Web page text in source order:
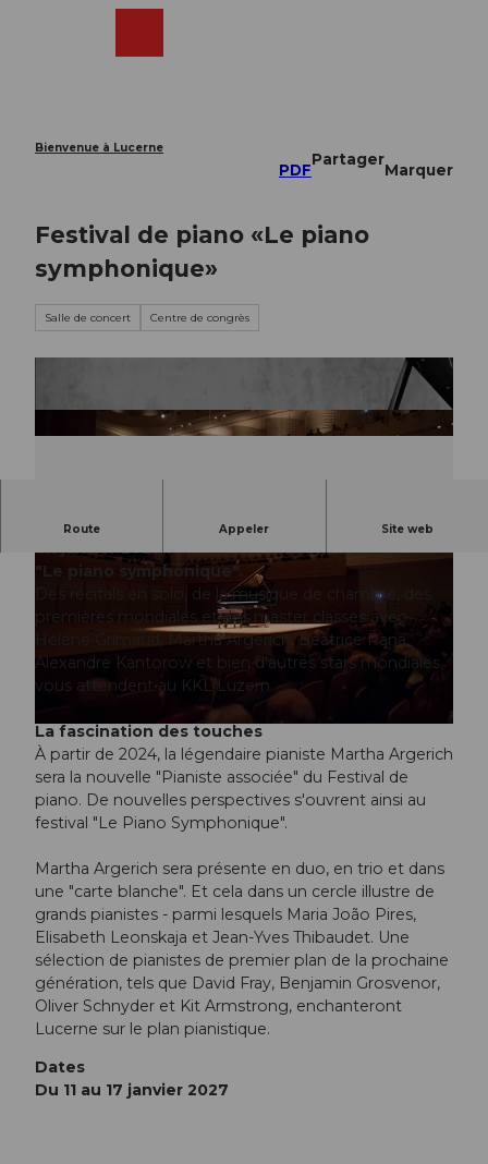
Bienvenue à Lucerne
PDF
Partager
Marquer
Festival de piano «Le piano
symphonique»
Salle de concert Centre de congrès
© CC-BY-NC-ND
© Lucerne Festival, Priska Ketterer | CC-BY-NC-ND
Route Appeler Site web
L'Orchestre symphonique de Lucerne organisera
en janvier 2027 le festival international de piano ;
"Le piano symphonique".
Des récitals en solo, de la musique de chambre, des
premières mondiales et des master classes avec
Hélène Grimaud, Martha Argerich, Beatrice Rana,
Alexandre Kantorow et bien d'autres stars mondiales
vous attendent au KKL Luzern.
La fascination des touches
À partir de 2024, la légendaire pianiste Martha Argerich
sera la nouvelle "Pianiste associée" du Festival de
piano. De nouvelles perspectives s'ouvrent ainsi au
festival "Le Piano Symphonique".
Martha Argerich sera présente en duo, en trio et dans
une "carte blanche". Et cela dans un cercle illustre de
grands pianistes - parmi lesquels Maria João Pires,
Elisabeth Leonskaja et Jean-Yves Thibaudet. Une
sélection de pianistes de premier plan de la prochaine
génération, tels que David Fray, Benjamin Grosvenor,
Oliver Schnyder et Kit Armstrong, enchanteront
Lucerne sur le plan pianistique.
Dates
Du 11 au 17 janvier 2027